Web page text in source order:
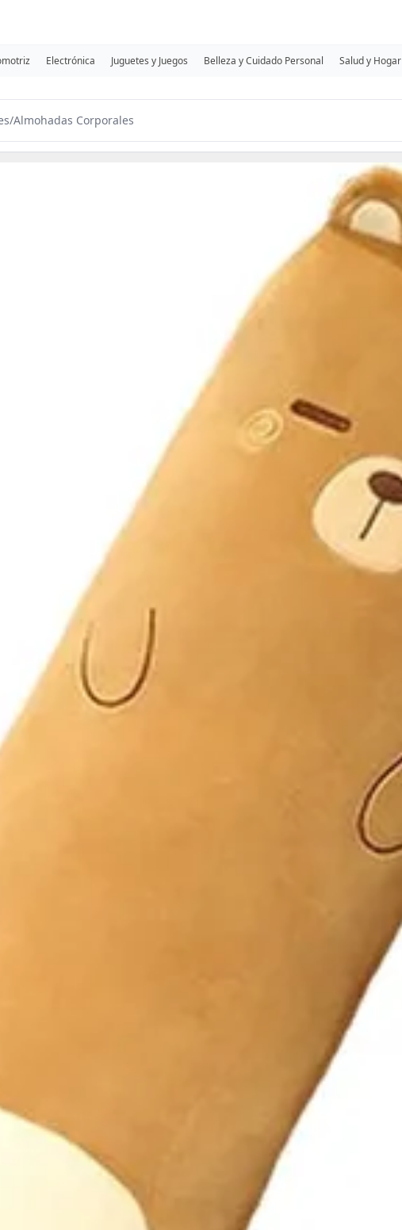
Electrónica Juguetes y Juegos Belleza y Cuidado Personal Salud y Hogar
/Almohadas Corporales